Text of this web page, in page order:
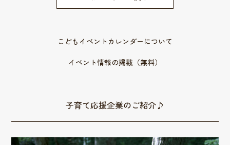
こどもイベントカレンダーについて
イベント情報の掲載（無料）
子育て応援企業のご紹介♪